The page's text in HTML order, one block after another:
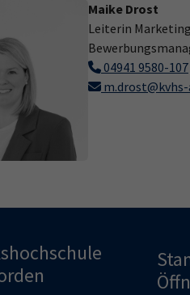
Maike Drost
Leiterin
04941 9580-107